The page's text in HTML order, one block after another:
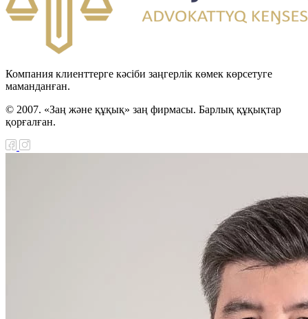
Компания клиенттерге кәсіби заңгерлік көмек көрсетуге
маманданған.
© 2007. «Заң және құқық» заң фирмасы. Барлық құқықтар
қорғалған.